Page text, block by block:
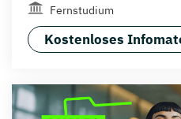
Fernstudium
Kostenloses